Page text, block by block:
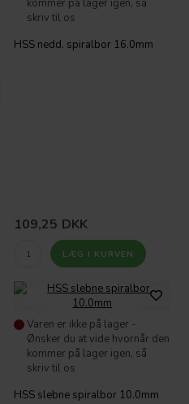
kommer på lager igen, så
skriv til os
HSS nedd. spiralbor 16.0mm
109,25 DKK
Varen er ikke på lager -
Ønsker du at vide hvornår den
kommer på lager igen, så
skriv til os
HSS slebne spiralbor 10.0mm